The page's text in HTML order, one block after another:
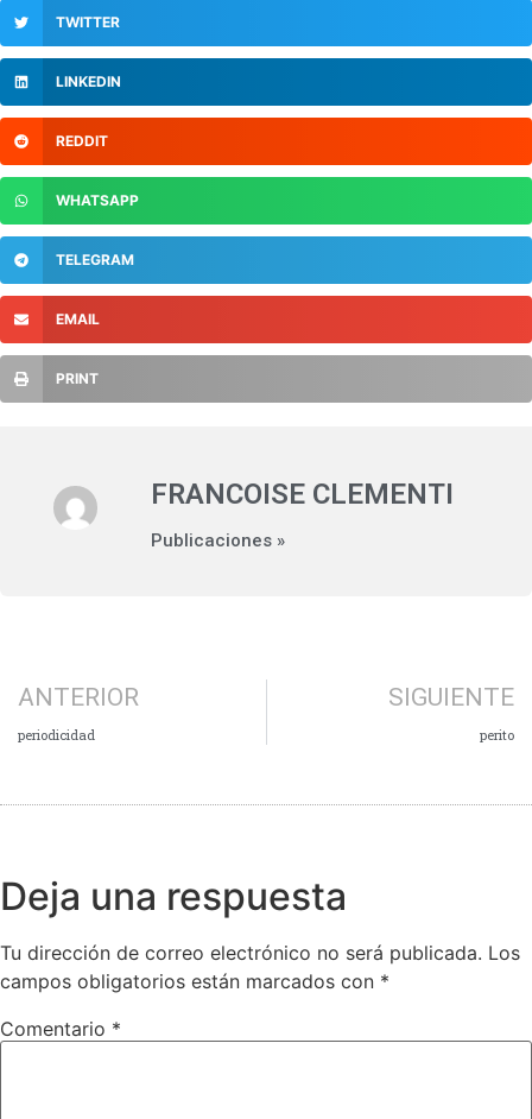
TWITTER
LINKEDIN
REDDIT
WHATSAPP
TELEGRAM
EMAIL
PRINT
FRANCOISE CLEMENTI
Publicaciones »
ANTERIOR
periodicidad
SIGUIENTE
perito
Deja una respuesta
Tu dirección de correo electrónico no será publicada. Los
campos obligatorios están marcados con *
Comentario *